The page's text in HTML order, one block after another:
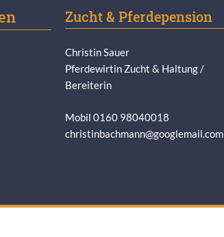
Zucht & Pferdepension
Christin Sauer
Pferdewirtin Zucht & Haltung /
Bereiterin
Mobil 0160 98040018
christinbachmann@googlemail.com